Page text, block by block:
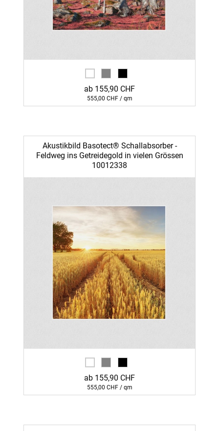
ab 155,90 CHF
555,00 CHF / qm
Akustikbild Basotect® Schallabsorber -
Feldweg ins Getreidegold in vielen Grössen
10012338
ab 155,90 CHF
555,00 CHF / qm